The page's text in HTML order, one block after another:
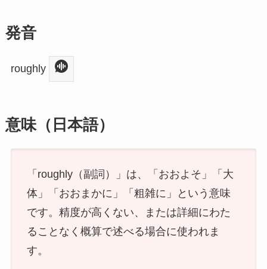
発音
roughly
意味（日本語）
「roughly（副詞）」は、「おおよそ」「大
体」「おおまかに」「粗雑に」という意味
です。精度が高くない、または詳細にわた
ることなく概算で述べる場合に使われま
す。